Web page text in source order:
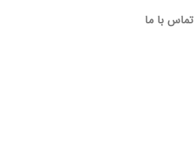
تماس با ما